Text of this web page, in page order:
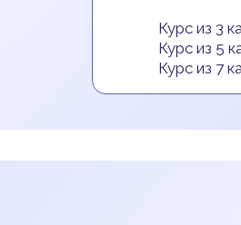
Курс из 3
Курс из 5
Курс из 7